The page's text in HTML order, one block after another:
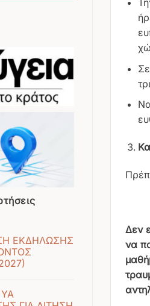
ΕΚΔΗΛΩΣΗΣ
Δεν
να